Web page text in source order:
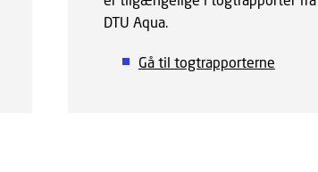
DTU Aqua.
Gå til togtrapporterne